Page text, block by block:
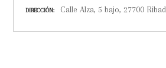
DIRECCIÓN Calle Alza, 5 bajo, 27700